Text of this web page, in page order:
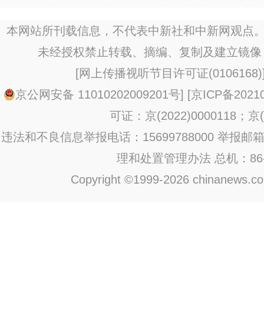
本网站所刊载信息，不代表中新社和中新网观点
未经授权禁止转载、摘编、复制及建立镜
[网上传播视听节目许可证(0106168)
京公网安备 11010202009201号] [京ICP备
可证：京(2022)0000118；京
违法和不良信息举报电话：15699788000 举报邮
理和处置管理办法 总机：
Copyright ©1999-2026